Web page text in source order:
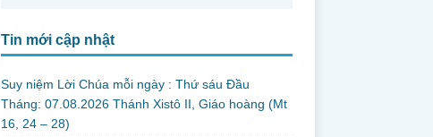
Tin mới cập nhật
Suy niệm Lời Chúa mỗi ngày : Thứ sáu Đầu
Tháng: 07.08.2026 Thánh Xistô II, Giáo hoàng (Mt
16, 24 – 28)